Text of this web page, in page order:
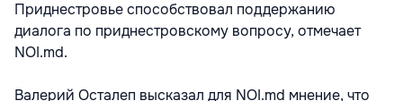
Приднестровье способствовал поддержанию
диалога по приднестровскому вопросу, отмечает
NOI.md.
Валерий Осталеп высказал для NOI.md мнение, что